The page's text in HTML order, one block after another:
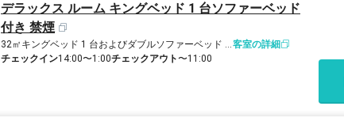
デラックス ルーム キングベッド 1 台ソファーベッド
付き 禁煙
32㎡ キングベッド 1 台およびダブルソファーベッド 1 台客室の詳細
チェックイン14:00〜1:00チェックアウト〜11:00